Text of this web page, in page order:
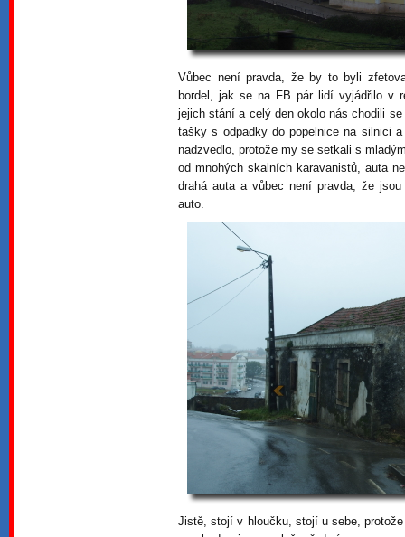
Vůbec není pravda, že by to byli
bordel, jak se na FB pár lidí vyjádřilo v
jejich stání a celý den okolo nás chodili
tašky s odpadky do popelnice na silnici
nadzvedlo, protože my se setkali s
od mnohých skalních karavanistů, auta
drahá auta a vůbec není pravda, že
auto.
Jistě, stojí v hloučku, stojí u sebe,